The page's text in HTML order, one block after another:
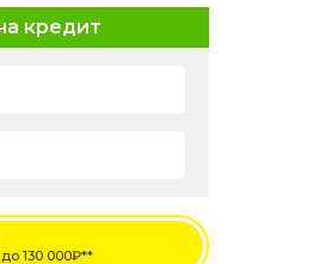
кредит
в соответствии с
персональных
до130 000₽**